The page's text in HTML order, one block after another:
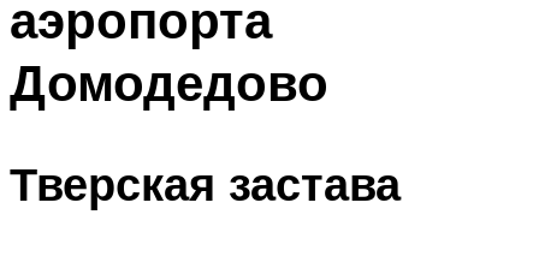
аэропорта
Домодедово
Тверская застава